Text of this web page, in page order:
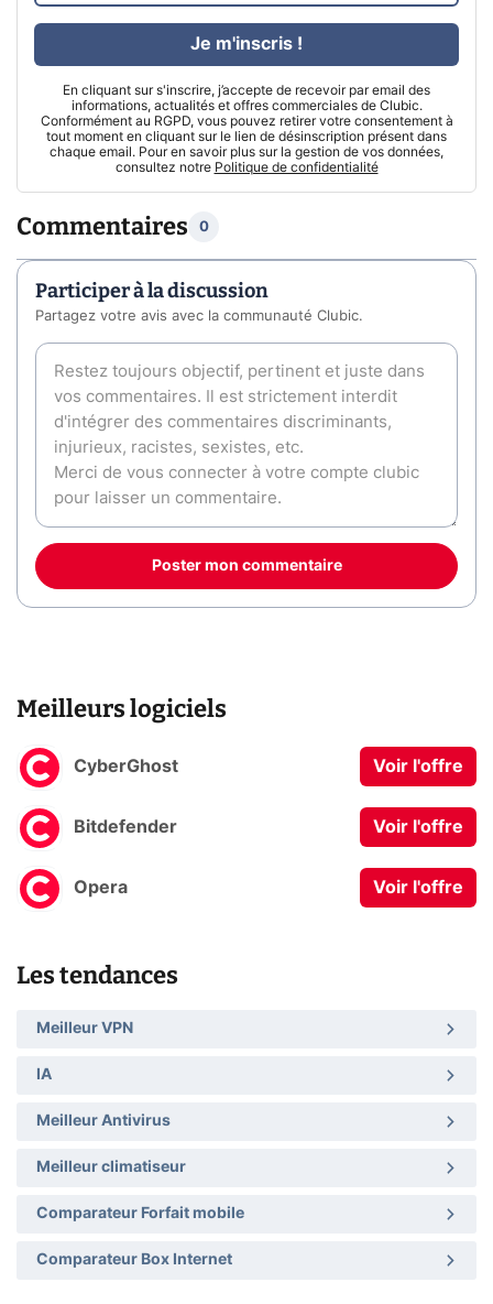
En cliquant sur s'inscrire, j’accepte de recevoir par email des
informations, actualités et offres commerciales de Clubic.
Conformément au RGPD, vous pouvez retirer votre consentement à
tout moment en cliquant sur le lien de désinscription présent dans
chaque email. Pour en savoir plus sur la gestion de vos données,
consultez notre Politique de confidentialité
Je m'inscris !
Commentaires 0
Participer à la discussion
Partagez votre avis avec la communauté Clubic.
Poster mon commentaire
Meilleurs logiciels
CyberGhost Voir l'offre
Bitdefender Voir l'offre
Opera Voir l'offre
Les tendances
Meilleur VPN
IA
Meilleur Antivirus
Meilleur climatiseur
Comparateur Forfait mobile
Comparateur Box Internet